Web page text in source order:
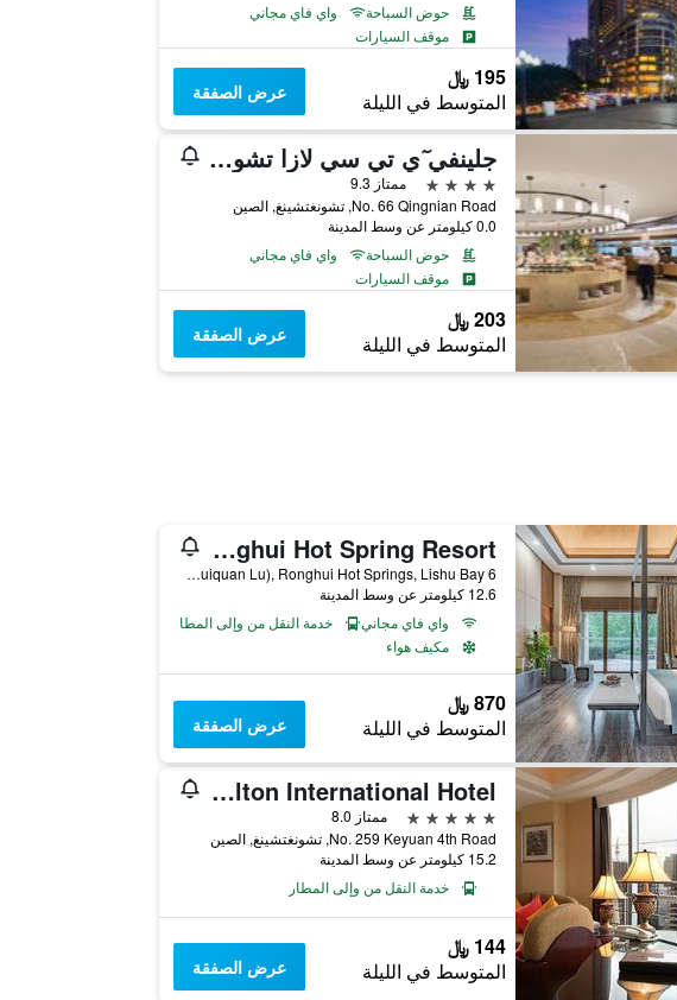
حوض السباحة
واي فاي مجاني
موقف السيارات
195 ﷼
المتوسط في الليلة عرض الصفقة
جلينفي ٓي تي سي لازا تشونجتشينج
4 نجوم
ممتاز 9.3
No. 66 Qingnian Road, تشونغتشينغ, الصين
0.0 كيلومتر عن وسط المدينة
حوض السباحة
واي فاي مجاني
موقف السيارات
203 ﷼
المتوسط في الليلة عرض الصفقة
Ronghui Hot Spring Resort
6 Huiquan Road (Huiquan Lu), Ronghui Hot Springs, Lishu Bay, تشونغتشينغ, الصين
12.6 كيلومتر عن وسط المدينة
واي فاي مجاني
خدمة النقل من وإلى المطار
مكيف هواء
870 ﷼
المتوسط في الليلة عرض الصفقة
Carlton International Hotel
5 نجوم
ممتاز 8.0
No. 259 Keyuan 4th Road, تشونغتشينغ, الصين
15.2 كيلومتر عن وسط المدينة
خدمة النقل من وإلى المطار
144 ﷼
المتوسط في الليلة عرض الصفقة